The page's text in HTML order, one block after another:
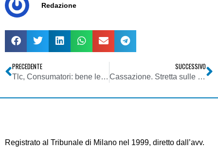
Redazione
PRECEDENTE
Tlc, Consumatori: bene le multe, ma è necessario dotare l’Antitrust di maggiori risorse e professionalità
SUCCESSIVO
Cassazione. Stretta sulle intercettazioni
Registrato al Tribunale di Milano nel 1999, diretto dall’avv.